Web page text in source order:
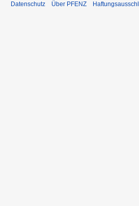
Datenschutz Über PFENZ